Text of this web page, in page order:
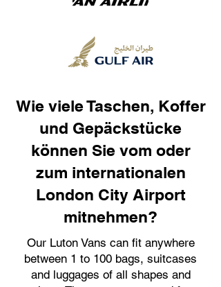
Wie viele Taschen, Koffer
und Gepäckstücke
können Sie vom oder
zum internationalen
London City Airport
mitnehmen?
Our Luton Vans can fit anywhere
between 1 to 100 bags, suitcases
and luggages of all shapes and